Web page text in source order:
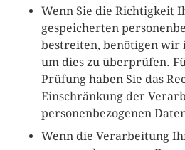
Wenn Sie die Richtigkeit
gespeicherten
bestreiten, benötigen wir
um dies zu überprüfen.
Prüfung haben Sie das
Einschränkung der
personenbezogenen
Wenn die Verarbeitung